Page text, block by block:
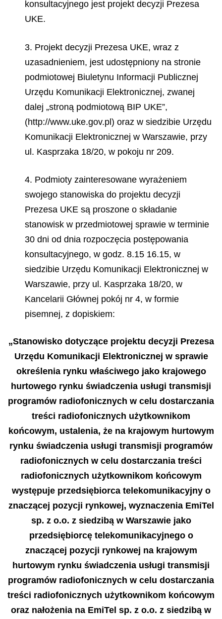
konsultacyjnego jest projekt decyzji Prezesa
UKE.
3. Projekt decyzji Prezesa UKE, wraz z
uzasadnieniem, jest udostępniony na stronie
podmiotowej Biuletynu Informacji Publicznej
Urzędu Komunikacji Elektronicznej, zwanej
dalej „stroną podmiotową BIP UKE”,
(http://www.uke.gov.pl) oraz w siedzibie Urzędu
Komunikacji Elektronicznej w Warszawie, przy
ul. Kasprzaka 18/20, w pokoju nr 209.
4. Podmioty zainteresowane wyrażeniem
swojego stanowiska do projektu decyzji
Prezesa UKE są proszone o składanie
stanowisk w przedmiotowej sprawie w terminie
30 dni od dnia rozpoczęcia postępowania
konsultacyjnego, w godz. 8.15 16.15, w
siedzibie Urzędu Komunikacji Elektronicznej w
Warszawie, przy ul. Kasprzaka 18/20, w
Kancelarii Głównej pokój nr 4, w formie
pisemnej, z dopiskiem:
„Stanowisko dotyczące projektu decyzji Prezesa
Urzędu Komunikacji Elektronicznej w sprawie
określenia rynku właściwego jako krajowego
hurtowego rynku świadczenia usługi transmisji
programów radiofonicznych w celu dostarczania
treści radiofonicznych użytkownikom
końcowym, ustalenia, że na krajowym hurtowym
rynku świadczenia usługi transmisji programów
radiofonicznych w celu dostarczania treści
radiofonicznych użytkownikom końcowym
występuje przedsiębiorca telekomunikacyjny o
znaczącej pozycji rynkowej, wyznaczenia EmiTel
sp. z o.o. z siedzibą w Warszawie jako
przedsiębiorcę telekomunikacyjnego o
znaczącej pozycji rynkowej na krajowym
hurtowym rynku świadczenia usługi transmisji
programów radiofonicznych w celu dostarczania
treści radiofonicznych użytkownikom końcowym
oraz nałożenia na EmiTel sp. z o.o. z siedzibą w